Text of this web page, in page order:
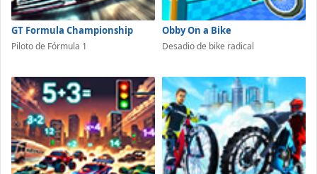
GT Formula Championship
Piloto de Fórmula 1
Obby On a Bike
Desadio de bike radical